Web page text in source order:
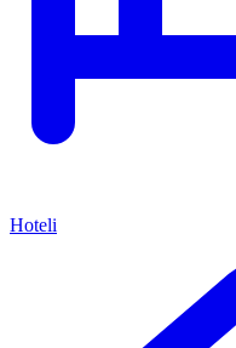
Hoteli